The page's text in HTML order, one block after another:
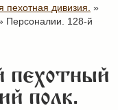
пехотная дивизия. »
Персоналии. 128-й
пехотный
полк.